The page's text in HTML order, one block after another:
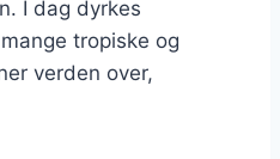
I dag dyrkes
tropiske og
verden over,